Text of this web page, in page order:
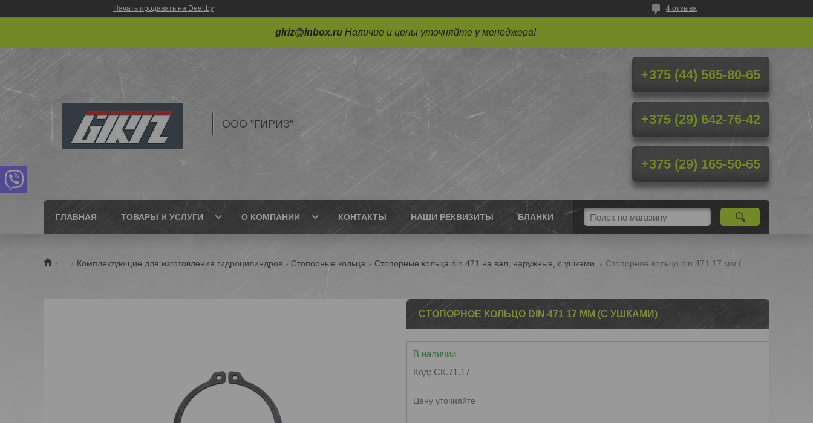
Начать продавать на Deal.by 4 отзыва
giriz@inbox.ru Наличие и цены уточняйте у менеджера!
ООО "ГИРИЗ"
+375 (44) 565-80-65
+375 (29) 642-76-42
+375 (29) 165-50-65
ГЛАВНАЯ ТОВАРЫ И УСЛУГИ О КОМПАНИИ КОНТАКТЫ НАШИ РЕКВИЗИТЫ БЛАНКИ
Комплектующие для изготовления гидроцилиндров Стопорные кольца Стопорные кольца din 471 на вал, наружные, c ушками.
СТОПОРНОЕ КОЛЬЦО DIN 471 17 ММ (С УШКАМИ)
В наличии
Код: CК.71.17
Цену уточняйте